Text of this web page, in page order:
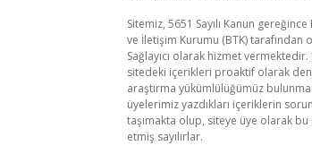
Sitemiz, 5651 Sayılı Kanun
ve İletişim Kurumu (BTK) tarafından
Sağlayıcı olarak hizmet
sitedeki içerikleri proaktif olarak
araştırma yükümlülüğümüz
üyelerimiz yazdıkları içeriklerin
taşımakta olup, siteye üye olarak
etmiş sayılırlar.